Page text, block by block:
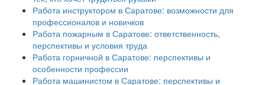
Работа инструктором в Саратове: возможности для
профессионалов и новичков
Работа пожарным в Саратове: ответственность,
перспективы и условия труда
Работа горничной в Саратове: перспективы и
особенности профессии
Работа машинистом в Саратове: перспективы и